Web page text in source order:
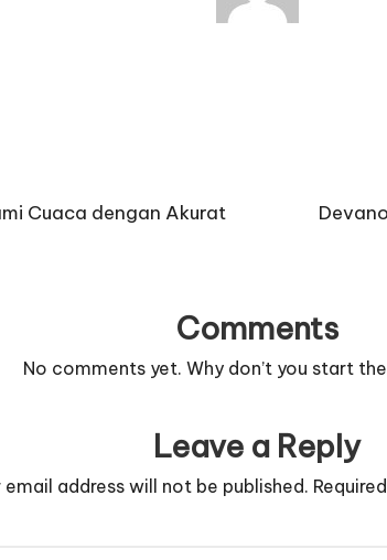
Cuaca dengan Akurat
Comments
No comments yet. Why don’t you start
Leave a Reply
email address will not be published.